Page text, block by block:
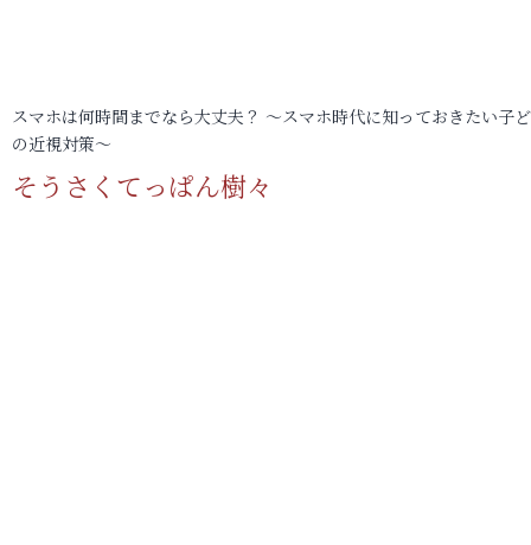
スマホは何時間までなら大丈夫？ ～スマホ時代に知っておきたい子
の近視対策～
そうさくてっぱん樹々